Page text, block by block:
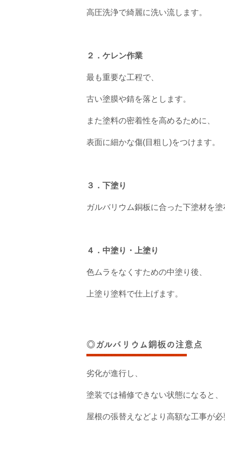
高圧洗浄で綺麗に洗い流します。
２．ケレン作業
最も重要な工程で、
古い塗膜や錆を落とします。
また塗料の密着性を高めるために、
表面に細かな傷(目粗し)をつけます。
３．下塗り
ガルバリウム銅板に合った下塗材を塗
４．中塗り・上塗り
色ムラをなくすための中塗り後、
上塗り塗料で仕上げます。
◎ガルバリウム銅板の注意点
劣化が進行し、
塗装では補修できない状態になると、
屋根の張替えなどより高額な工事が必